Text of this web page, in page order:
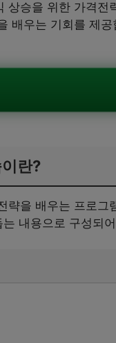
승을 위한 가격전
배우는 기회를 제
란?
략을 배우는 프로그
내용으로 구성되